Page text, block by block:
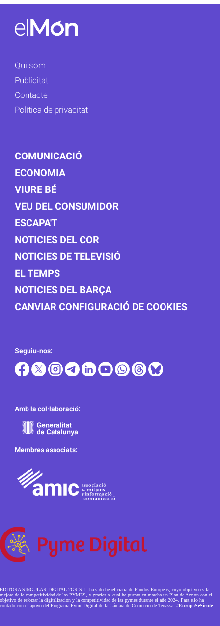
Qui som
Publicitat
Contacte
Política de privacitat
COMUNICACIÓ
ECONOMIA
VIURE BÉ
VEU DEL CONSUMIDOR
ESCAPA'T
NOTICIES DEL COR
NOTICIES DE TELEVISIÓ
EL TEMPS
NOTICIES DEL BARÇA
CANVIAR CONFIGURACIÓ DE COOKIES
Seguiu-nos:
Amb la col·laboració:
Membres associats:
EDITORA SINGULAR DIGITAL 2GR S.L. ha sido beneficiaria de Fondos Europeos, cuyo objetivo es la
mejora de la competitividad de las PYMES, y gracias al cual ha puesto en marcha un Plan de Acción con el
objetivo de reforzar la digitalización y la competitividad de las pymes durante el año 2024. Para ello ha
contado con el apoyo del Programa Pyme Digital de la Cámara de Comercio de Terrassa. #EuropaSeSiente